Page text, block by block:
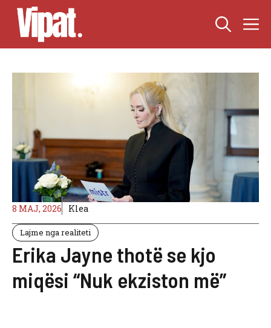
Skip
content
8 MAJ, 2026 Klea
Lajme nga realiteti
Erika Jayne thotë se kjo
miqësi “Nuk ekziston më”